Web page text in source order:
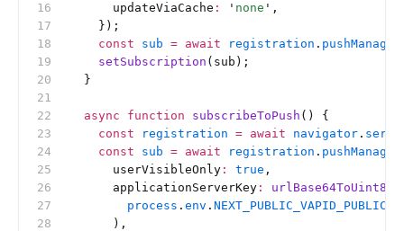
      updateViaCache
: ' none ' ,
    });
    const
sub = await registration . pushManager
    setSubscription
(sub);
  }
  async
function subscribeToPush () {
    const
registration = await navigator .
    const
sub = await registration . pushManager
      userVisibleOnly
: true ,
      applicationServerKey
:
        process
. env .
      ),